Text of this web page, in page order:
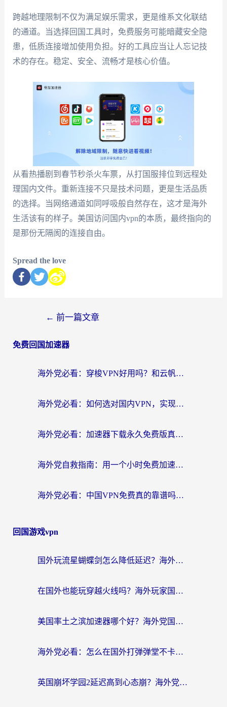
跨越地理限制不仅为满足娱乐需求，更是维系文化联结
的通道。当选择回国工具时，免费服务可能暗藏安全隐
患，低质连接增加使用负担。好的工具应当让人忘记技
术的存在。稳定、安全、流畅才是核心价值。
从看热播剧到春节秒杀火车票，从打国服排位到远程处
理国内文件。重新连接不只是技术问题，更是生活品质
的选择。当网络通道如同呼吸般自然存在，这才是海外
生活该有的样子。美国访问国内vpn的本质，最终指向的
是那份无隔阂的连接自由。
Spread the love
← 前一篇文章
免费回国加速器
海外党必看：穿梭VPN好用吗？和云帆VPN对比哪个回国效果更好？附真实测评+避坑指南
海外党必看：如何选对国内VPN，实现无缝访问国内资源？
海外党必看：加速器下载永久免费版真的存在吗？教你无缝访问国内资源的正确姿势
海外党自救指南：用一个小时免费加速器，轻松打破国内资源访问壁垒？
海外党必看：中国VPN免费真的靠谱吗？手把手教你选对回国加速器
回国游戏vpn
国外玩流星蝴蝶剑怎么降低延迟？海外党必看的加速秘籍（含欧洲鸣潮&彩虹岛优化攻略）
在国外也能玩穿越火线吗？海外玩家国服游戏畅玩终极指南
美国率土之滨加速器哪个好？海外党国服游戏畅玩终极指南（附多游戏解决方案）
海外党必看：怎么在国外打弹弹堂不卡？番茄加速器亲测指南
英国崩坏学园2延迟高到心态崩？海外党国服游戏加速终极指南